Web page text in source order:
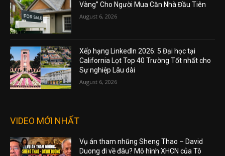
Vàng” Cho Người Mua Căn Nhà Đầu Tiên
August 6, 2026
Xếp hạng LinkedIn 2026: 5 Đại học tại
California Lọt Top 40 Trường Tốt nhất cho
Sự nghiệp Lâu dài
August 6, 2026
VIDEO MỚI NHẤT
Vụ án tham nhũng Sheng Thao – David
Duong đi về đâu? Mô hình XHCN của Tô